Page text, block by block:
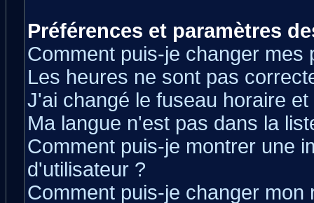
Préférences et paramètres
Comment puis-je changer mes
Les heures ne sont pas
J'ai changé le fuseau horaire
Ma langue n'est pas dans la
Comment puis-je montrer une
d'utilisateur ?
Comment puis-je changer mon